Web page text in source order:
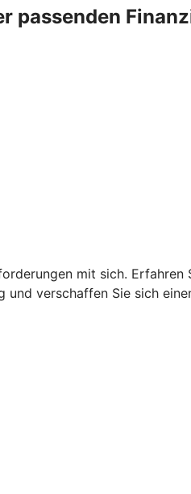
passenden
mit sich.
und verschaffen Sie sich